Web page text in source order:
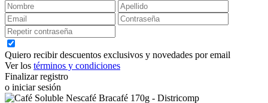
Quiero recibir descuentos exclusivos y novedades por email
Ver los términos y condiciones
Finalizar registro
o iniciar sesión